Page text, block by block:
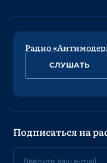
Радио
СЛУШАТЬ
Подписаться на